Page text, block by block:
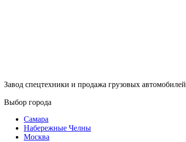
Завод спецтехники и продажа грузовых автомобилей
Выбор города
Самара
Набережные Челны
Москва